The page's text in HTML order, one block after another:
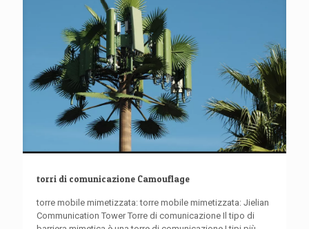
torri di comunicazione Camouflage
torre mobile mimetizzata: torre mobile mimetizzata: Jielian
Communication Tower Torre di comunicazione Il tipo di